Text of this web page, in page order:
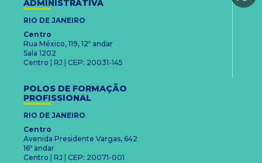
ADMINISTRATIVA
RIO DE JANEIRO
Centro
Rua México, 119, 12º andar
Sala 1202
Centro | RJ | CEP: 20031-145
POLOS DE FORMAÇÃO
PROFISSIONAL
RIO DE JANEIRO
Centro
Avenida Presidente Vargas, 642
16º andar
Centro | RJ | CEP: 20071-001